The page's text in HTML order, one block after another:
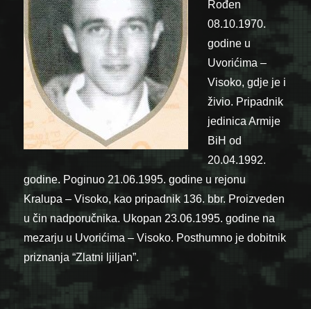
Rođen
08.10.1970.
godine u
Uvorićima –
Visoko, gdje je i
živio. Pripadnik
jedinica Armije
BiH od
20.04.1992.
godine. Poginuo 21.06.1995. godine u rejonu
Kralupa – Visoko, kao pripadnik 136. bbr. Proizveden
u čin nadporučnika. Ukopan 23.06.1995. godine na
mezarju u Uvorićima – Visoko. Posthumno je dobitnik
priznanja “Zlatni ljiljan”.